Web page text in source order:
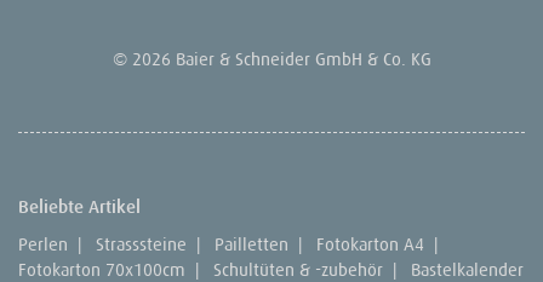
© 2026 Baier & Schneider GmbH & Co. KG
Beliebte Artikel
Perlen | Strasssteine | Pailletten | Fotokarton A4 |
Fotokarton 70x100cm | Schultüten & -zubehör |
Bastelkalender